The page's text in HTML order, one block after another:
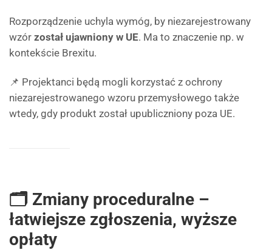
Rozporządzenie uchyla wymóg, by niezarejestrowany
wzór został ujawniony w UE. Ma to znaczenie np. w
kontekście Brexitu.
📌 Projektanci będą mogli korzystać z ochrony
niezarejestrowanego wzoru przemysłowego także
wtedy, gdy produkt został upubliczniony poza UE.
🗂 Zmiany proceduralne –
łatwiejsze zgłoszenia, wyższe
opłaty